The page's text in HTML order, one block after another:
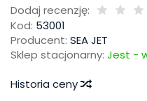
Dodaj recenzję:
Kod: 53001
Producent: SEA JET
Sklep stacjonarny: Jest -
Historia ceny